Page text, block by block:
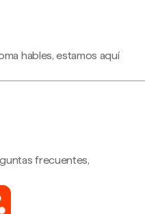
hables, estamos aquí
frecuentes,